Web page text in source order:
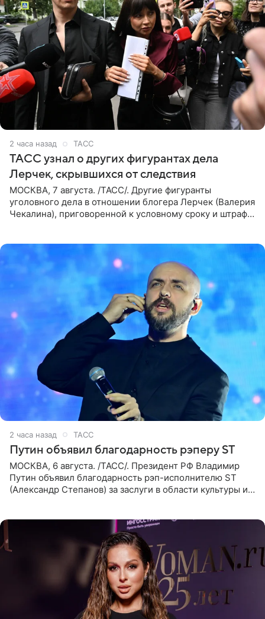
2 часа назад ТАСС
ТАСС узнал о других фигурантах дела
Лерчек, скрывшихся от следствия
МОСКВА, 7 августа. /ТАСС/. Другие фигуранты
уголовного дела в отношении блогера Лерчек (Валерия
Чекалина), приговоренной к условному сроку и штрафу,
2 часа назад ТАСС
Путин объявил благодарность рэперу ST
МОСКВА, 6 августа. /ТАСС/. Президент РФ Владимир
Путин объявил благодарность рэп-исполнителю ST
(Александр Степанов) за заслуги в области культуры и